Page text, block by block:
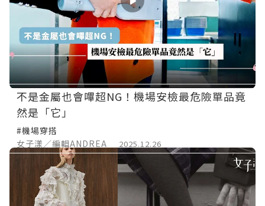
不是金屬也會嗶超NG！機場安檢最危險單品竟
然是「它」
#機場穿搭
女子漾／編輯ANDREA
2025.12.26